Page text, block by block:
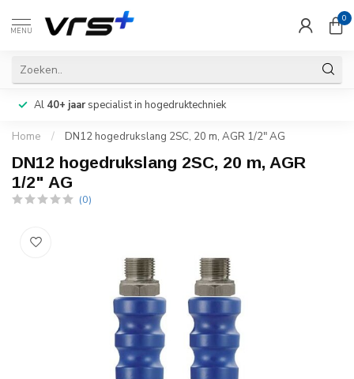
MENU
0
Al 40+ jaarspecialist in hogedruktechniek
Home / DN12 hogedrukslang 2SC, 20 m, AGR 1/2" AG
DN12 hogedrukslang 2SC, 20 m, AGR
1/2" AG
(0)